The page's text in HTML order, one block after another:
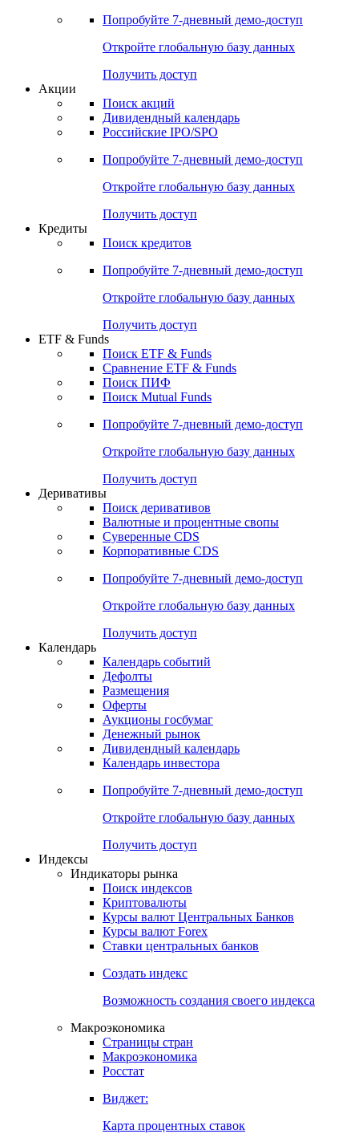
Попробуйте 7-дневный демо-доступ
Откройте глобальную базу данных
Получить доступ
Акции
Поиск акций
Дивидендный календарь
Российские IPO/SPO
Попробуйте 7-дневный демо-доступ
Откройте глобальную базу данных
Получить доступ
Кредиты
Поиск кредитов
Попробуйте 7-дневный демо-доступ
Откройте глобальную базу данных
Получить доступ
ETF & Funds
Поиск ETF & Funds
Сравнение ETF & Funds
Поиск ПИФ
Поиск Mutual Funds
Попробуйте 7-дневный демо-доступ
Откройте глобальную базу данных
Получить доступ
Деривативы
Поиск деривативов
Валютные и процентные свопы
Суверенные CDS
Корпоративные CDS
Попробуйте 7-дневный демо-доступ
Откройте глобальную базу данных
Получить доступ
Календарь
Календарь событий
Дефолты
Размещения
Оферты
Аукционы госбумаг
Денежный рынок
Дивидендный календарь
Календарь инвестора
Попробуйте 7-дневный демо-доступ
Откройте глобальную базу данных
Получить доступ
Индексы
Индикаторы рынка
Поиск индексов
Криптовалюты
Курсы валют Центральных Банков
Курсы валют Forex
Ставки центральных банков
Создать индекс
Возможность создания своего индекса
Макроэкономика
Страницы стран
Макроэкономика
Росстат
Виджет:
Карта процентных ставок